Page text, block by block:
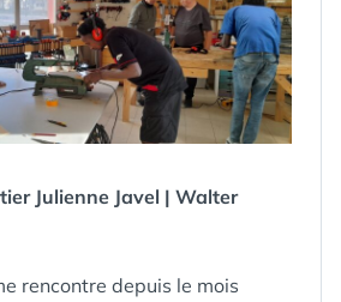
Julienne Javel | Walter
rencontre depuis le mois